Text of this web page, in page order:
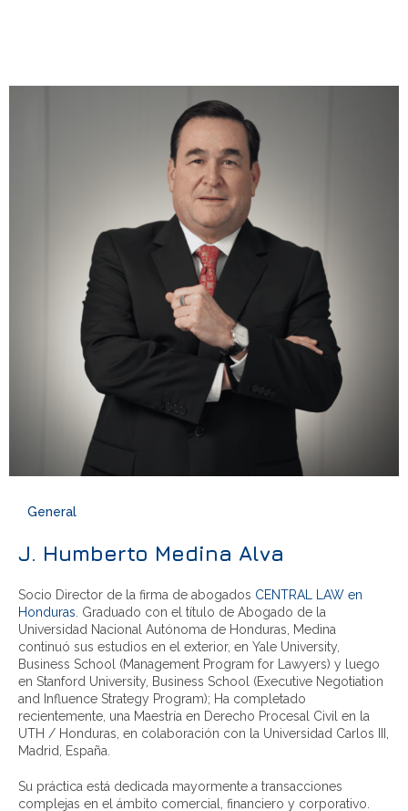
General
J. Humberto Medina Alva
Socio Director de la firma de abogados CENTRAL LAW en
Honduras . Graduado con el título de Abogado de la
Universidad Nacional Autónoma de Honduras, Medina
continuó sus estudios en el exterior, en Yale University,
Business School (Management Program for Lawyers) y luego
en Stanford University, Business School (Executive Negotiation
and Influence Strategy Program); Ha completado
recientemente, una Maestría en Derecho Procesal Civil en la
UTH / Honduras, en colaboración con la Universidad Carlos III,
Madrid, España.
Su práctica está dedicada mayormente a transacciones
complejas en el ámbito comercial, financiero y corporativo.